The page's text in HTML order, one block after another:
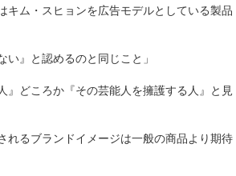
ム・スヒョンを広告モデルとしている製品
』と認めるのと同じこと」
』どころか『その芸能人を擁護する人』と見
れるブランドイメージは一般の商品より期待